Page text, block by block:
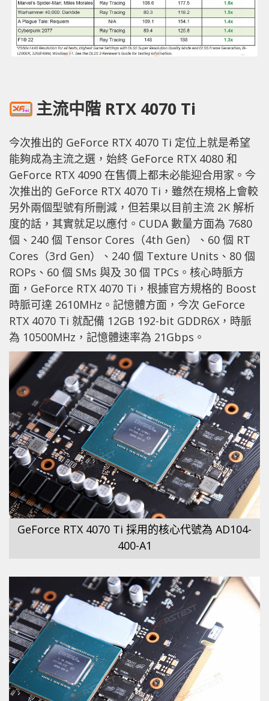
主流中階 RTX 4070 Ti
今次推出的 GeForce RTX 4070 Ti 定位上就是希望
能夠成為主流之選，始終 GeForce RTX 4080 和
GeForce RTX 4090 在售價上都未必能迎合用家。今
次推出的 GeForce RTX 4070 Ti，雖然在規格上會較
另外兩個型號有所刪減，但若果以目前主流 2K 解析
度的話，其實就足以應付。CUDA 數量方面為 7680
個、240 個 Tensor Cores（4th Gen）、60 個 RT
Cores（3rd Gen）、240 個 Texture Units、80 個
ROPs、60 個 SMs 與及 30 個 TPCs。核心時脈方
面，GeForce RTX 4070 Ti，根據官方規格的 Boost
時脈可達 2610MHz。記憶體方面，今次 GeForce
RTX 4070 Ti 就配備 12GB 192-bit GDDR6X，時脈
為 10500MHz，記憶體速率為 21Gbps。
GeForce RTX 4070 Ti 採用的核心代號為 AD104-
400-A1